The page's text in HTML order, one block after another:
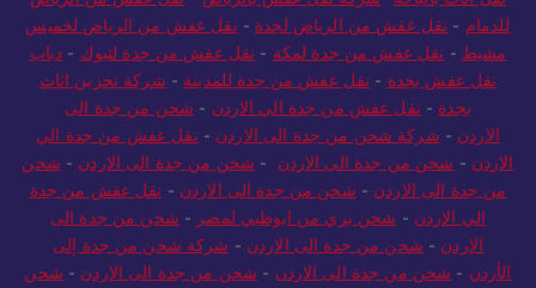
للدمام - نقل عفش من الرياض لجدة - نقل عفش من الرياض لخميس
مشيط - نقل عفش من جدة لمكة - نقل عفش من جدة لتبوك - دباب
نقل عفش بجدة - نقل عفش من جدة للمدينة - شركة تخزين اثاث
بجدة - نقل عفش من جدة الي الاردن - شحن من جدة الى
الاردن - شركة شحن من جدة الى الاردن - نقل عفش من جدة الي
الاردن - شحن من جدة الى الاردن - شحن من جدة الى الاردن - شحن
من جدة الى الاردن - شحن من جدة الى الاردن - نقل عفش من جدة
الي الاردن - شحن بري من ابوظبي لمصر - شحن من جدة الى
الاردن - شحن من جدة الى الاردن - شركة شحن من جدة إلى
الأردن - شحن من جدة الى الاردن - شحن من جدة الى الاردن - شحن